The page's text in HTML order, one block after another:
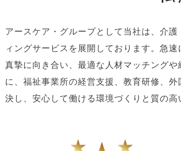
アースケア・グループとして当社は、介
ィングサービスを展開しております。急
真摯に向き合い、最適な人材マッチング
に、福祉事業所の経営支援、教育研修、
決し、安心して働ける環境づくりと質の